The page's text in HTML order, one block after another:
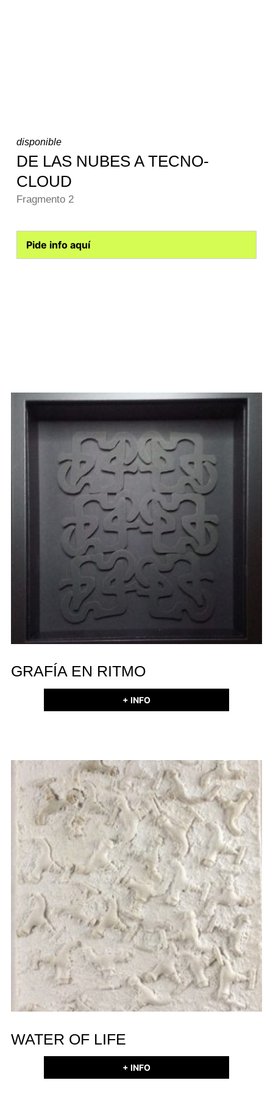
disponible
DE LAS NUBES A TECNO-
CLOUD
Fragmento 2
Pide info aquí
GRAFÍA EN RITMO
+ INFO
WATER OF LIFE
+ INFO